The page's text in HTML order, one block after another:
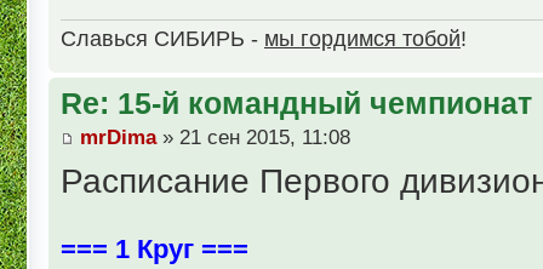
Славься СИБИРЬ - мы гордимся тобой!
Re: 15-й командный чемпионат
mrDima» 21 сен 2015, 11:08
Расписание Первого
=== 1 Круг ===